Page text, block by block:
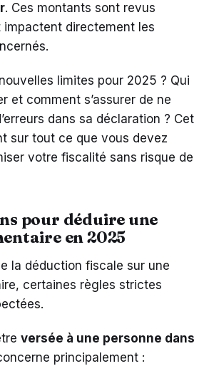
. Ces montants sont revus
impactent directement les
limites pour 2025 ? Qui
et comment s’assurer de ne
dans sa déclaration ? Cet
sur tout ce que vous devez
votre fiscalité sans risque de
pour déduire une
en 2025
la déduction fiscale sur une
certaines règles strictes
versée à une personne dans
principalement :